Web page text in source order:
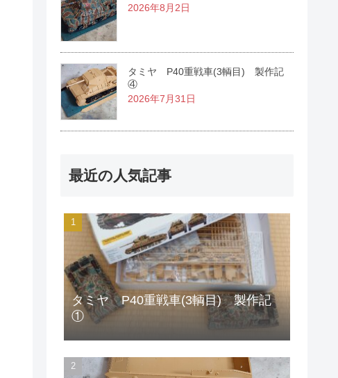
2026年8月2日
タミヤ P40重戦車(3輌目) 製作記
④
2026年7月31日
最近の人気記事
タミヤ P40重戦車(3輌目) 製作記
①